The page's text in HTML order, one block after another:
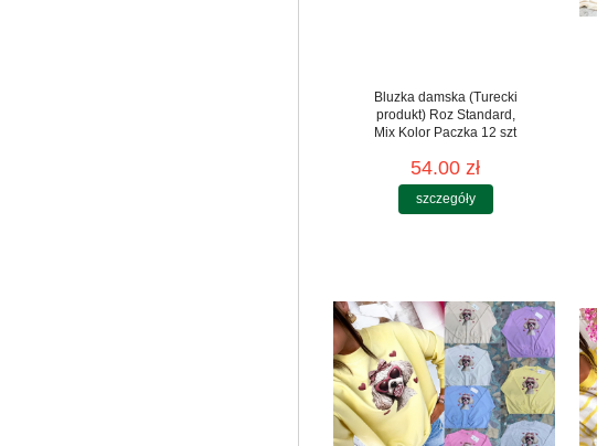
Bluzka damska (Turecki
produkt) Roz Standard,
Mix Kolor Paczka 12 szt
54.00 zł
szczegóły